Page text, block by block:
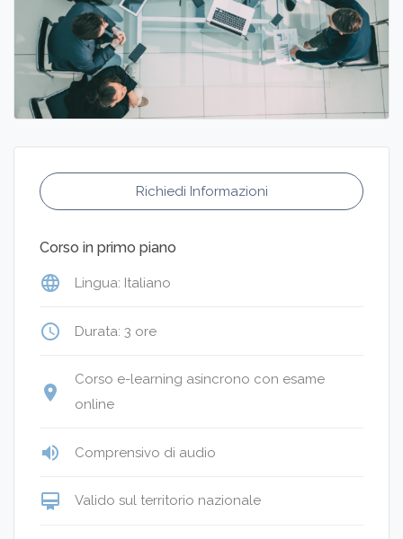
Richiedi Informazioni
Corso in primo piano
language Lingua: Italiano
access_time Durata: 3 ore
place
Corso e-learning asincrono con esame
online
volume_up Comprensivo di audio
card_membership Valido sul territorio nazionale